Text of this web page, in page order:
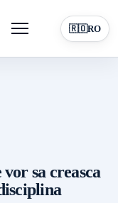
Menu 🇷🇴RO
sa creasca